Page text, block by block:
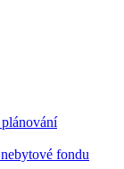
fondu